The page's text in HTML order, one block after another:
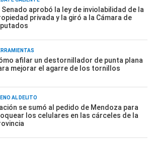
Senado aprobó la ley de inviolabilidad de la
privada y la giró a la Cámara de
afilar un destornillador de punta plana
mejorar el agarre de los tornillos
AL DELITO
se sumó al pedido de Mendoza para
los celulares en las cárceles de la